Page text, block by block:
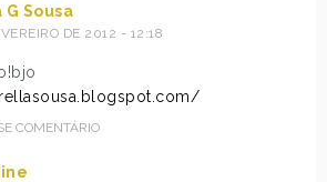
Sousa
DE 2012 - 12:18
COMENTÁRIO